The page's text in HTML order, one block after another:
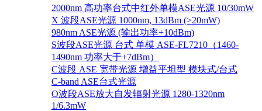
2000nm 高功率台式中红外单模ASE光源 10/30mW
X 波段ASE光源 1000nm, 13dBm (>20mW)
980nm ASE光源 (输出功率+10dBm)
S波段ASE光源 台式 单模 ASE-FL7210（1460-
1490nm 功率大于+7dBm）
C波段 ASE 宽带光源 增益平坦型 模块式/台式
C-band ASE台式光源
O波段ASE放大自发辐射光源 1280-1320nm
1/6.3mW